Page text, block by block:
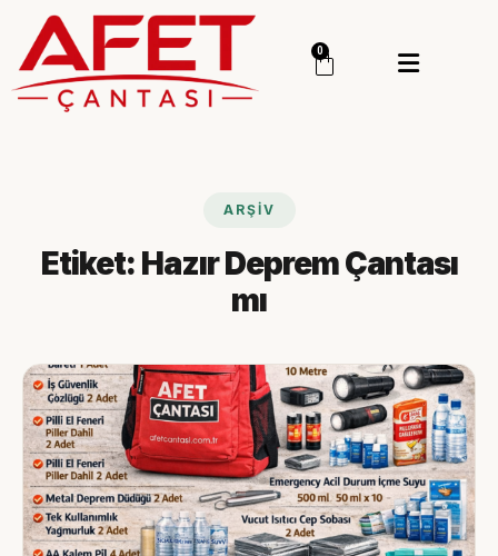
0
ARŞIV
Etiket: Hazır Deprem Çantası
mı
Menü
Giriş Yap
İlk Yardım Çantası
Okul Deprem Çantası
Toptan Deprem Çantası